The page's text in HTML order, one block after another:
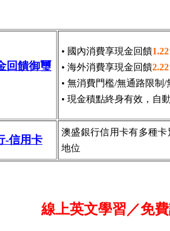
回饋御璽
• 國內消費享現金回饋
• 海外消費享現金回饋
• 無消費門檻/無通路限制/
• 現金積點終身有效，自
-信用卡
澳盛銀行信用卡有多種
地位
線上英文學習／免